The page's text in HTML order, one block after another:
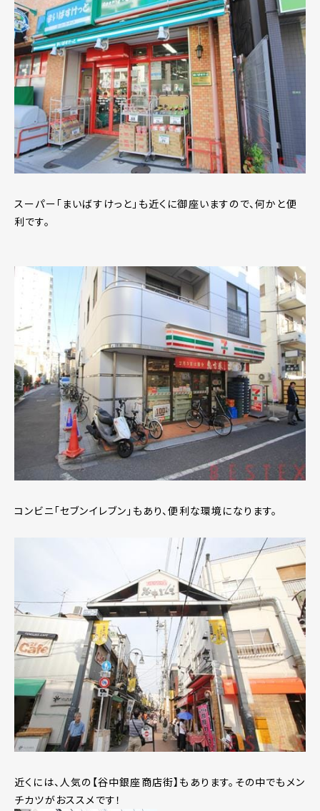
スーパー「まいばすけっと」も近くに御座いますので、何かと便
利です。
コンビニ「セブンイレブン」もあり、便利な環境になります。
近くには、人気の【谷中銀座商店街】もあります。その中でもメン
チカツがおススメです！